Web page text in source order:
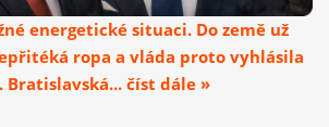
energetické situaci. Do země už
ropa a vláda proto vyhlásila
Bratislavská... číst dále »